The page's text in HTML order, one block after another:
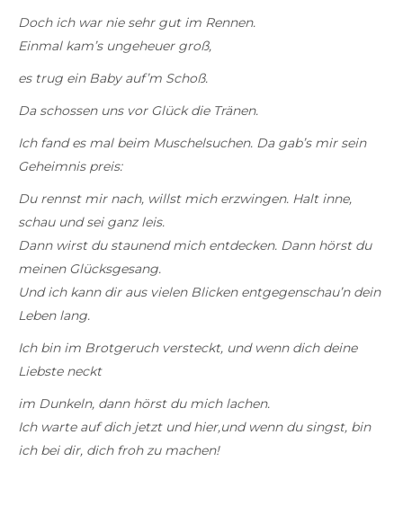
Doch ich war nie sehr gut im Rennen.
Einmal kam’s ungeheuer groß,
es trug ein Baby auf’m Schoß.
Da schossen uns vor Glück die Tränen.
Ich fand es mal beim Muschelsuchen. Da gab’s mir sein
Geheimnis preis:
Du rennst mir nach, willst mich erzwingen. Halt inne,
schau und sei ganz leis.
Dann wirst du staunend mich entdecken. Dann hörst du
meinen Glücksgesang.
Und ich kann dir aus vielen Blicken entgegenschau’n dein
Leben lang.
Ich bin im Brotgeruch versteckt, und wenn dich deine
Liebste neckt
im Dunkeln, dann hörst du mich lachen.
Ich warte auf dich jetzt und hier,und wenn du singst, bin
ich bei dir, dich froh zu machen!